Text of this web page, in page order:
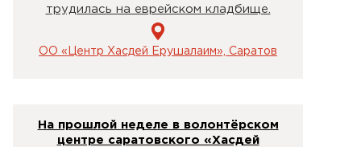
трудилась на еврейском кладбище.
ОО «Центр Хасдей Ерушалаим», Саратов
На прошлой неделе в волонтёрском
центре саратовского «Хасдей